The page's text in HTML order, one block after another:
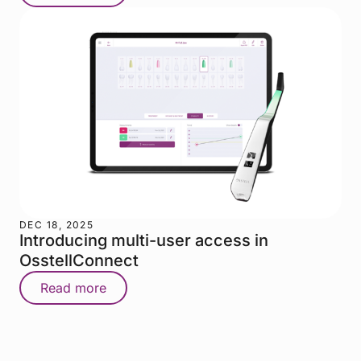
DEC 18, 2025
Introducing multi-user access in
OsstellConnect
Read more